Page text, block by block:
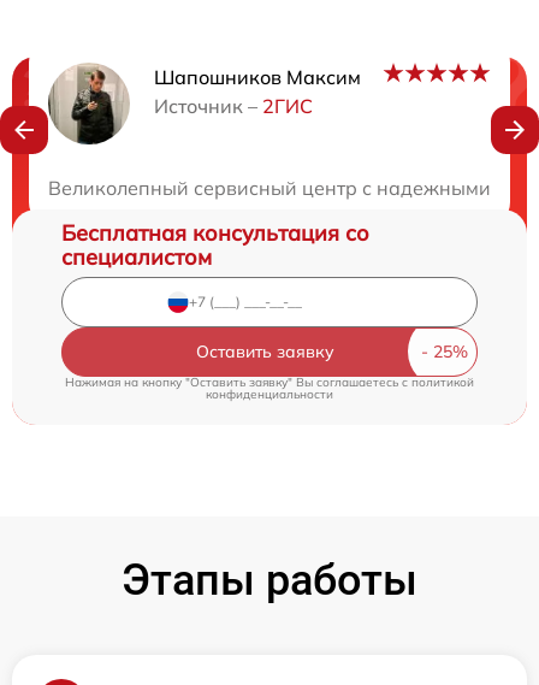
Шапошников Максим
Источник – 2ГИС
Великолепный сервисный центр с надежными
Нужна консультация?
Бесплатная консультация со
специалистом
Оставить заявку
Нажимая на кнопку "Оставить заявку" Вы соглашаетесь cполитикой
конфиденциальности
Этапы работы